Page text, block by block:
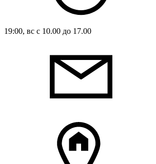
19:00, вс с 10.00 до 17.00